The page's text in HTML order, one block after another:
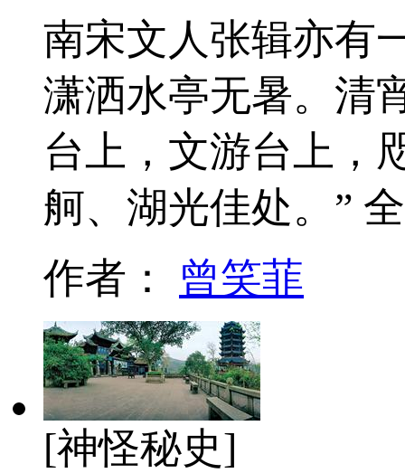
南宋文人张辑亦有
潇洒水亭无暑。清
台上，文游台上，
舸、湖光佳处。”
作者： 曾笑菲
[神怪秘史]